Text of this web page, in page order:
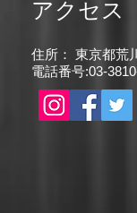
アクセス
住所： 東京都荒
電話番号:03-